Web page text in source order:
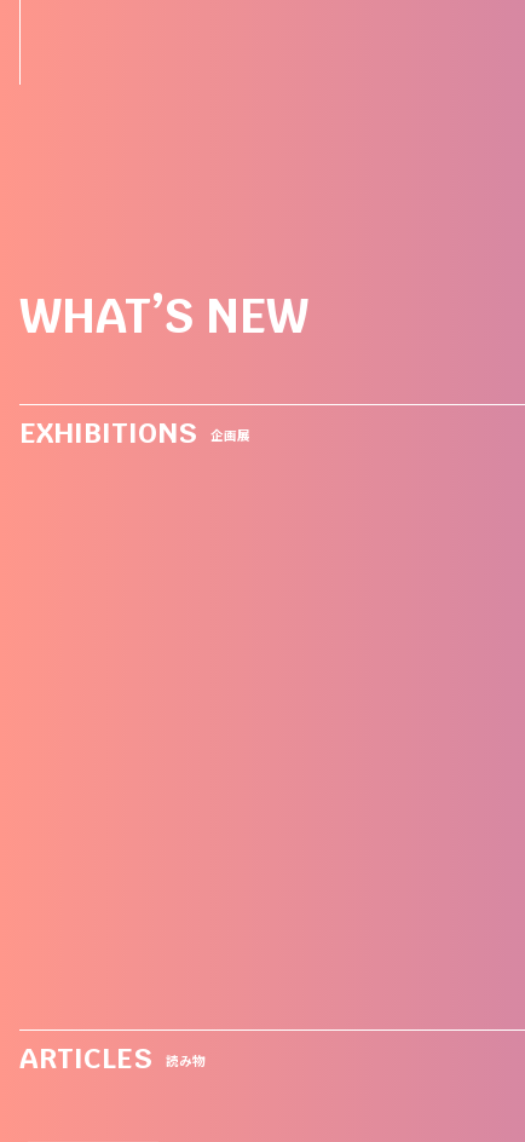
WHAT’S NEW
EXHIBITIONS 企画展
ARTICLES 読み物